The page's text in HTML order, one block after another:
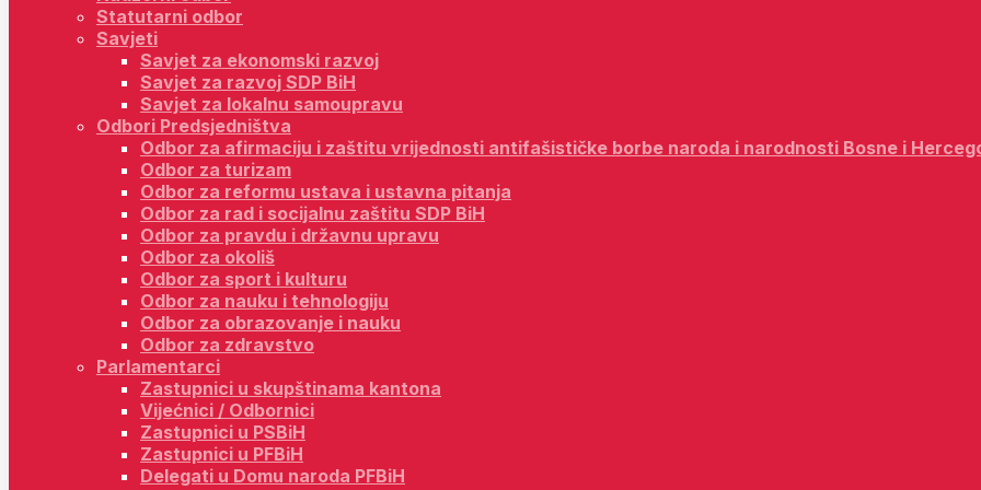
Statutarni odbor
Savjeti
Savjet za ekonomski razvoj
Savjet za razvoj SDP BiH
Savjet za lokalnu samoupravu
Odbori Predsjedništva
Odbor za afirmaciju i zaštitu vrijednosti antifašističke borbe naroda i narodnosti Bosne i
Odbor za turizam
Odbor za reformu ustava i ustavna pitanja
Odbor za rad i socijalnu zaštitu SDP BiH
Odbor za pravdu i državnu upravu
Odbor za okoliš
Odbor za sport i kulturu
Odbor za nauku i tehnologiju
Odbor za obrazovanje i nauku
Odbor za zdravstvo
Parlamentarci
Zastupnici u skupštinama kantona
Vijećnici / Odbornici
Zastupnici u PSBiH
Zastupnici u PFBiH
Delegati u Domu naroda PFBiH